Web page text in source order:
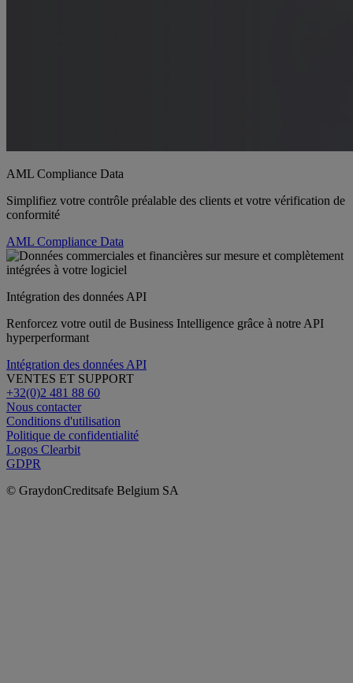
AML Compliance Data
Simplifiez votre contrôle préalable des clients et votre vérification de
conformité
AML Compliance Data
Intégration des données API
Renforcez votre outil de Business Intelligence grâce à notre API
hyperperformant
Intégration des données API
VENTES ET SUPPORT
+32(0)2 481 88 60
Nous contacter
Conditions d'utilisation
Politique de confidentialité
Logos Clearbit
GDPR
© GraydonCreditsafe Belgium SA